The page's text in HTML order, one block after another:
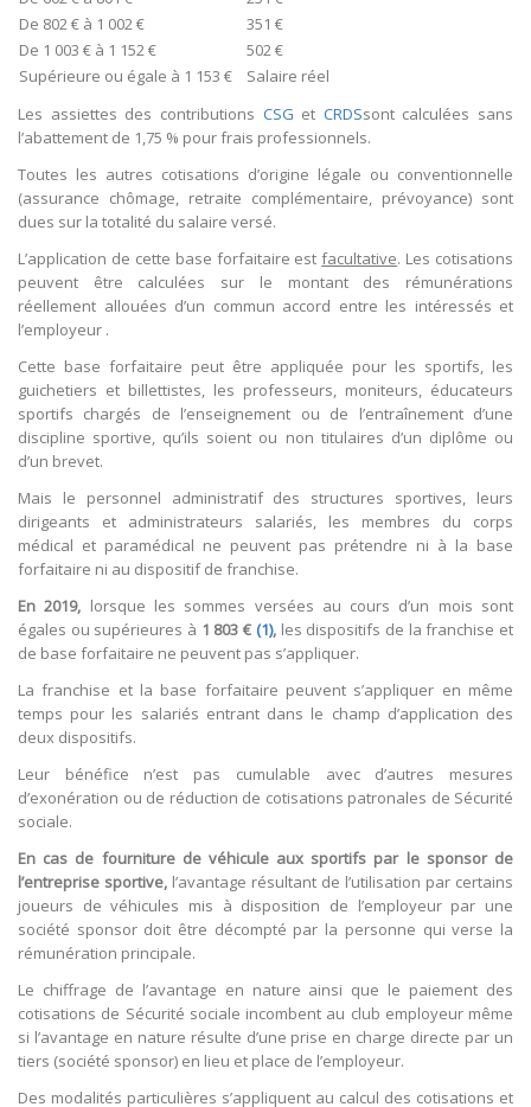
De 802 € à 1 002 €
351 €
De 1 003 € à 1 152 €
502 €
Supérieure ou égale à 1 153 €
Salaire réel
Les assiettes des contributions CSG et CRDSsont calculées sans
l’abattement de 1,75 % pour frais professionnels.
Toutes les autres cotisations d’origine légale ou conventionnelle
(assurance chômage, retraite complémentaire, prévoyance) sont
dues sur la totalité du salaire versé.
L’application de cette base forfaitaire estfacultative. Les cotisations
peuvent être calculées sur le montant des rémunérations
réellement allouées d’un commun accord entre les intéressés et
l’employeur .
Cette base forfaitaire peut être appliquée pour les sportifs, les
guichetiers et billettistes, les professeurs, moniteurs, éducateurs
sportifs chargés de l’enseignement ou de l’entraînement d’une
discipline sportive, qu’ils soient ou non titulaires d’un diplôme ou
d’un brevet.
Mais le personnel administratif des structures sportives, leurs
dirigeants et administrateurs salariés, les membres du corps
médical et paramédical ne peuvent pas prétendre ni à la base
forfaitaire ni au dispositif de franchise.
En 2019, lorsque les sommes versées au cours d’un mois sont
égales ou supérieures à 1 803 € (1), les dispositifs de la franchise et
de base forfaitaire ne peuvent pas s’appliquer.
La franchise et la base forfaitaire peuvent s’appliquer en même
temps pour les salariés entrant dans le champ d’application des
deux dispositifs.
Leur bénéfice n’est pas cumulable avec d’autres mesures
d’exonération ou de réduction de cotisations patronales de Sécurité
sociale.
En cas de fourniture de véhicule aux sportifs par le sponsor de
l’entreprise sportive, l’avantage résultant de l’utilisation par certains
joueurs de véhicules mis à disposition de l’employeur par une
société sponsor doit être décompté par la personne qui verse la
rémunération principale.
Le chiffrage de l’avantage en nature ainsi que le paiement des
cotisations de Sécurité sociale incombent au club employeur même
si l’avantage en nature résulte d’une prise en charge directe par un
tiers (société sponsor) en lieu et place de l’employeur.
Des modalités particulières s’appliquent au calcul des cotisations et